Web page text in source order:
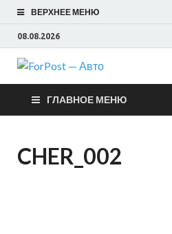
ВЕРХНЕЕ МЕНЮ
08.08.2026
ГЛАВНОЕ МЕНЮ
CHER_002